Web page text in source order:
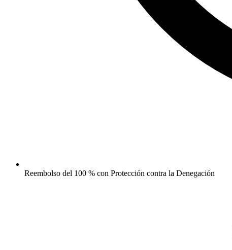
Reembolso del 100 % con Protección contra la Denegación